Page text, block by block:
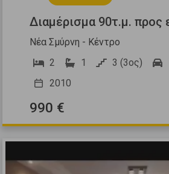
Διαμέρισμα 90τ.μ. προς
Νέα Σμύρνη - Κέντρο
2
1 3 (3ος)
2010
990 €